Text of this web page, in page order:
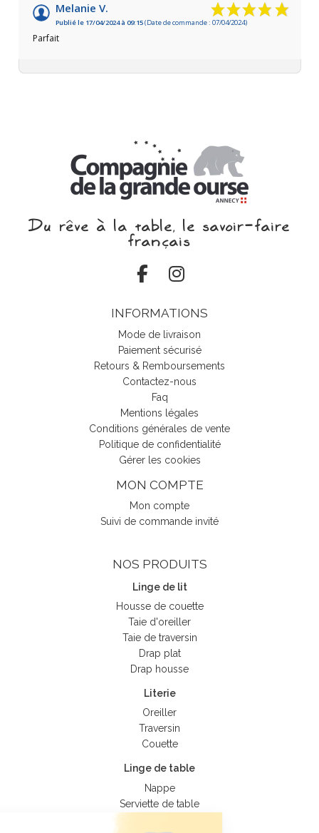
(2 avis)
Melanie V.
Publié le 17/04/2024 à 09:15(Date de commande : 07/04/2024)
Parfait
Du rêve à la table, le savoir‑faire
français
INFORMATIONS
Mode de livraison
Paiement sécurisé
Retours & Remboursements
Contactez-nous
Faq
Mentions légales
Conditions générales de vente
Politique de confidentialité
Gérer les cookies
MON COMPTE
Mon compte
Suivi de commande invité
NOS PRODUITS
Linge de lit
Housse de couette
Taie d'oreiller
Taie de traversin
Drap plat
Drap housse
Literie
Oreiller
Traversin
Couette
Linge de table
Nappe
Serviette de table